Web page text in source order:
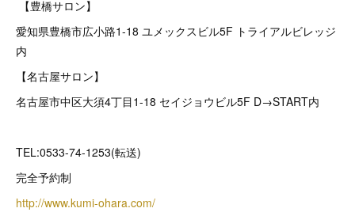
【豊橋サロン】
愛知県豊橋市広小路1-18 ユメックスビル5F トライアルビレッジ
内
【名古屋サロン】
名古屋市中区大須4丁目1-18 セイジョウビル5F D→START内
TEL:0533-74-1253(転送)
完全予約制
http://www.kumi-ohara.com/